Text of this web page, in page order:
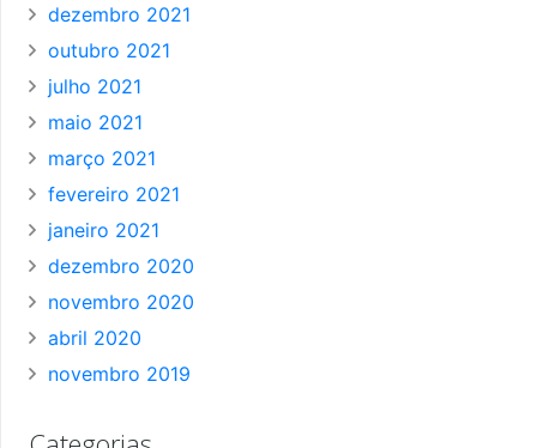
dezembro 2021
outubro 2021
julho 2021
maio 2021
março 2021
fevereiro 2021
janeiro 2021
dezembro 2020
novembro 2020
abril 2020
novembro 2019